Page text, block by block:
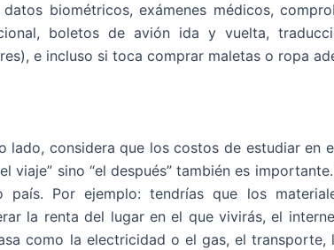
datos biométricos, exámenes médicos,
boletos de avión ida y vuelta,
e incluso si toca comprar maletas o ropa
lado, considera que los costos de estudiar en
viaje” sino “el después” también es
país. Por ejemplo: tendrías que los
la renta del lugar en el que vivirás, el
como la electricidad o el gas, el